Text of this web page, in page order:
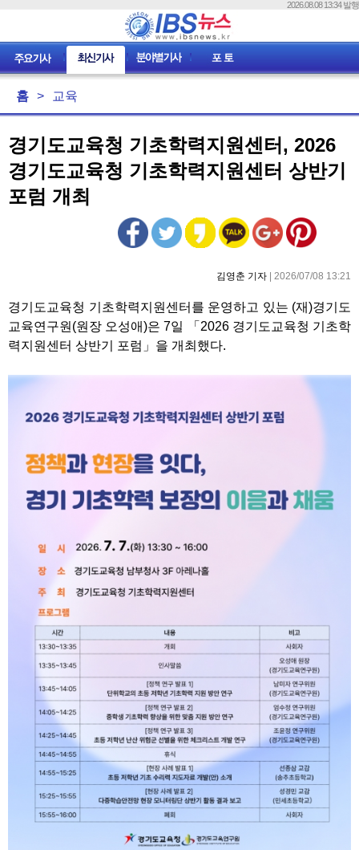
2026.08.08 13:34 발행
홈 > 교육
경기도교육청 기초학력지원센터, 2026
경기도교육청 기초학력지원센터 상반기
포럼 개최
김영춘 기자 | 2026/07/08 13:21
경기도교육청 기초학력지원센터를 운영하고 있는 (재)경기도
교육연구원(원장 오성애)은 7일 「2026 경기도교육청 기초학
력지원센터 상반기 포럼」을 개최했다.